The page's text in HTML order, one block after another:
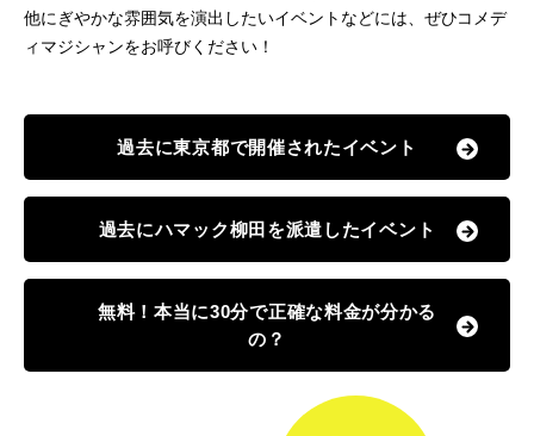
他にぎやかな雰囲気を演出したいイベントなどには、ぜひコメデ
ィマジシャンをお呼びください！
過去に東京都で開催されたイベント
過去にハマック柳田を派遣したイベント
無料！本当に30分で正確な料金が分かる
の？